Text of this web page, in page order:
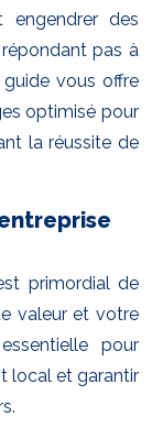
engendrer des
pas à
vous offre
optimisé pour
la réussite de
primordial de
valeur et votre
pour
local et garantir